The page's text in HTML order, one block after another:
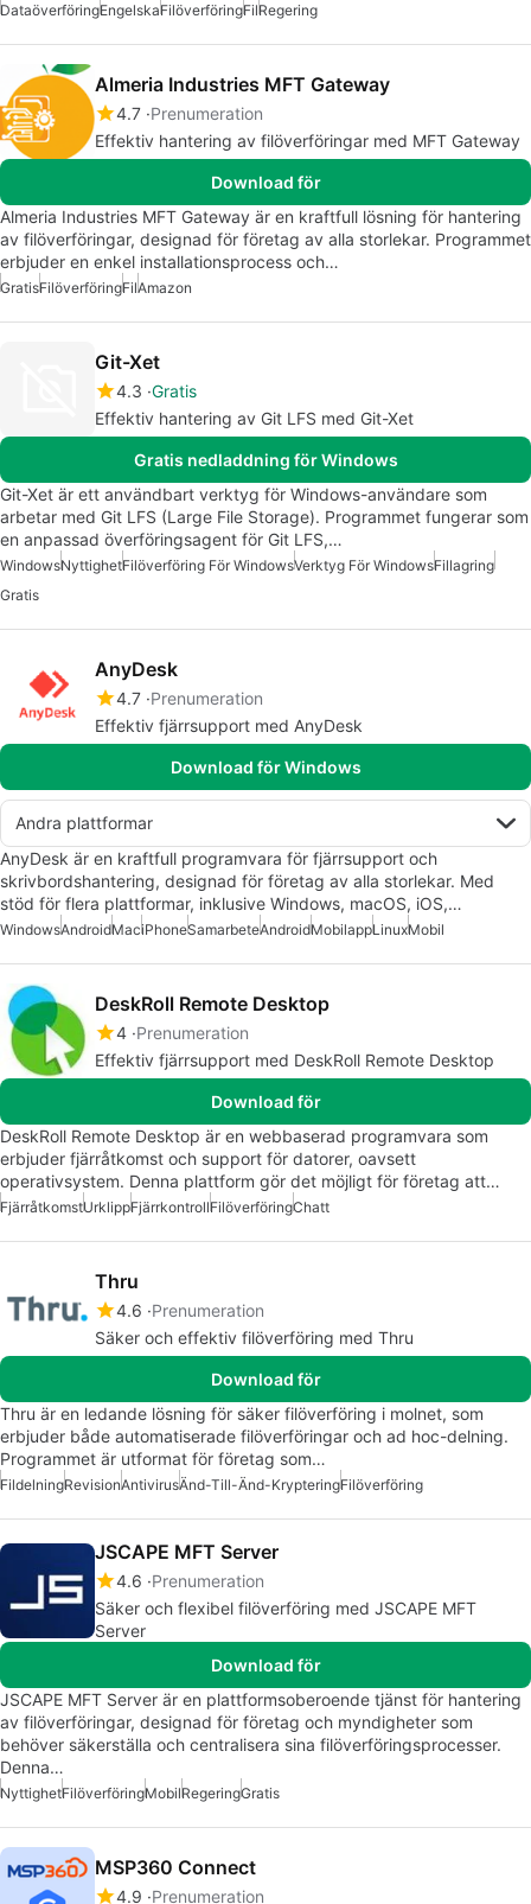
DataöverföringEngelskaFilöverföringFilRegering
Almeria Industries MFT Gateway
4.7 Prenumeration
Effektiv hantering av filöverföringar med MFT Gateway
Download för
Almeria Industries MFT Gateway är en kraftfull lösning för hantering
av filöverföringar, designad för företag av alla storlekar. Programmet
erbjuder en enkel installationsprocess och…
GratisFilöverföringFilAmazon
Git-Xet
4.3 Gratis
Effektiv hantering av Git LFS med Git-Xet
Gratis nedladdning för Windows
Git-Xet är ett användbart verktyg för Windows-användare som
arbetar med Git LFS (Large File Storage). Programmet fungerar som
en anpassad överföringsagent för Git LFS,…
WindowsNyttighetFilöverföring För WindowsVerktyg För WindowsFillagring
Gratis
AnyDesk
4.7 Prenumeration
Effektiv fjärrsupport med AnyDesk
Download för Windows
Andra plattformar
AnyDesk är en kraftfull programvara för fjärrsupport och
skrivbordshantering, designad för företag av alla storlekar. Med
stöd för flera plattformar, inklusive Windows, macOS, iOS,…
WindowsAndroidMaciPhoneSamarbeteAndroidMobilappLinuxMobil
DeskRoll Remote Desktop
4 Prenumeration
Effektiv fjärrsupport med DeskRoll Remote Desktop
Download för
DeskRoll Remote Desktop är en webbaserad programvara som
erbjuder fjärråtkomst och support för datorer, oavsett
operativsystem. Denna plattform gör det möjligt för företag att…
FjärråtkomstUrklippFjärrkontrollFilöverföringChatt
Thru
4.6 Prenumeration
Säker och effektiv filöverföring med Thru
Download för
Thru är en ledande lösning för säker filöverföring i molnet, som
erbjuder både automatiserade filöverföringar och ad hoc-delning.
Programmet är utformat för företag som…
FildelningRevisionAntivirusÄnd-Till-Änd-KrypteringFilöverföring
JSCAPE MFT Server
4.6 Prenumeration
Säker och flexibel filöverföring med JSCAPE MFT
Server
Download för
JSCAPE MFT Server är en plattformsoberoende tjänst för hantering
av filöverföringar, designad för företag och myndigheter som
behöver säkerställa och centralisera sina filöverföringsprocesser.
Denna…
NyttighetFilöverföringMobilRegeringGratis
MSP360 Connect
4.9 Prenumeration